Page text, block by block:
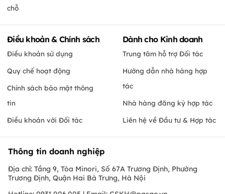
chỗ
Điều khoản & Chính sách
Điều khoản sử dụng
Quy chế hoạt động
Chính sách bảo mật thông
tin
Điều khoản với Đối tác
Dành cho Kinh doanh
Trung tâm hỗ trợ Đối tác
Hướng dẫn nhà hàng hợp
tác
Nhà hàng đăng ký hợp tác
Liên hệ về Đầu tư & Hợp tác
Thông tin doanh nghiệp
Địa chỉ: Tầng 9, Tòa Minori, Số 67A Trương Định, Phường
Trương Định, Quận Hai Bà Trưng, Hà Nội